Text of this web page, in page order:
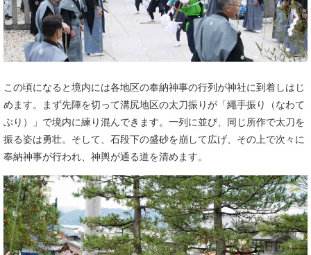
この頃になると境内には各地区の奉納神事の行列が神社に到着しはじ
めます。まず先陣を切って溝尻地区の太刀振りが「繩手振り（なわて
ぶり）」で境内に練り混んできます。一列に並び、同じ所作で太刀を
振る姿は勇壮。そして、石段下の盛砂を崩して広げ、その上で次々に
奉納神事が行われ、神輿が通る道を清めます。